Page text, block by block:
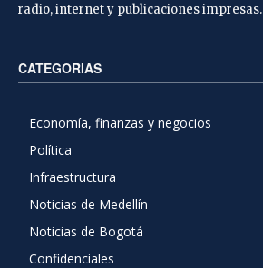
radio, internet y publicaciones impresas.
CATEGORIAS
Economía, finanzas y negocios
Política
Infraestructura
Noticias de Medellín
Noticias de Bogotá
Confidenciales